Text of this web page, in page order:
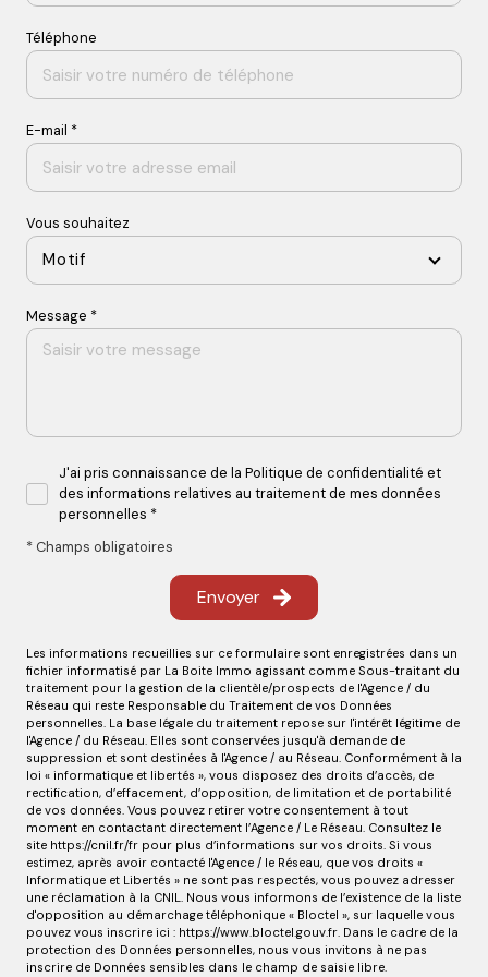
Téléphone
E-mail *
Vous souhaitez
Motif
Message *
J'ai pris connaissance de la Politique de confidentialité et
des informations relatives au traitement de mes données
personnelles *
* Champs obligatoires
Envoyer
Les informations recueillies sur ce formulaire sont enregistrées dans un
fichier informatisé par La Boite Immo agissant comme Sous-traitant du
traitement pour la gestion de la clientèle/prospects de l'Agence / du
Réseau qui reste Responsable du Traitement de vos Données
personnelles. La base légale du traitement repose sur l'intérêt légitime de
l'Agence / du Réseau. Elles sont conservées jusqu'à demande de
suppression et sont destinées à l'Agence / au Réseau. Conformément à la
loi « informatique et libertés », vous disposez des droits d’accès, de
rectification, d’effacement, d’opposition, de limitation et de portabilité
de vos données. Vous pouvez retirer votre consentement à tout
moment en contactant directement l’Agence / Le Réseau. Consultez le
site https://cnil.fr/fr pour plus d’informations sur vos droits. Si vous
estimez, après avoir contacté l'Agence / le Réseau, que vos droits «
Informatique et Libertés » ne sont pas respectés, vous pouvez adresser
une réclamation à la CNIL. Nous vous informons de l’existence de la liste
d'opposition au démarchage téléphonique « Bloctel », sur laquelle vous
pouvez vous inscrire ici : https://www.bloctel.gouv.fr. Dans le cadre de la
protection des Données personnelles, nous vous invitons à ne pas
inscrire de Données sensibles dans le champ de saisie libre.